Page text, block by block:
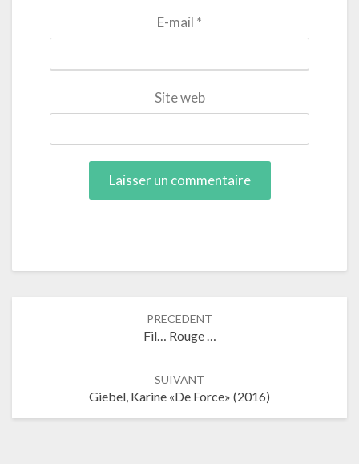
E-mail *
Site web
PRECEDENT
Fil… Rouge …
SUIVANT
Giebel, Karine «De Force» (2016)